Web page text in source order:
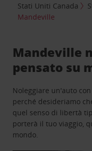
Stati Uniti Canada
Mandeville
Mandeville
pensato su
Noleggiare un'auto
perché desideriamo
quel senso di libertà
porterà il tuo viaggio,
mondo.